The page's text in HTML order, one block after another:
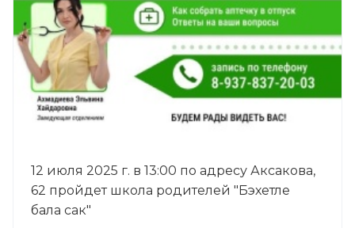
12 июля 2025 г. в 13:00 по адресу Аксакова,
62 пройдет школа родителей "Бэхетле
бала сак"